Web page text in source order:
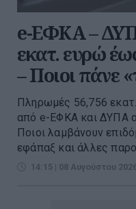
e-ΕΦΚΑ –
εκατ. ευρώ
– Ποιοι πάνε
Πληρωμές 56,756
από e-ΕΦΚΑ και ΔΥΠΑ
Ποιοι λαμβάνουν
εφάπαξ και άλλες
14:15 | 08 Αυγούστου